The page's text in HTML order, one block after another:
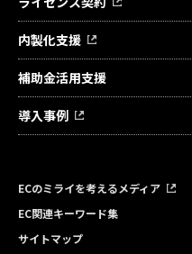
内製化支援
補助金活用支援
導入事例
ECのミライを考えるメディア
EC関連キーワード集
サイトマップ